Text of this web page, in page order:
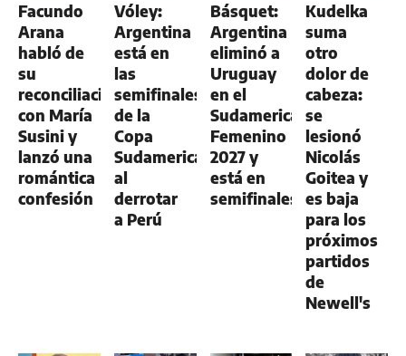
Facundo
Arana
habló de
su
reconciliación
con María
Susini y
lanzó una
romántica
confesión
Vóley:
Argentina
está en
las
semifinales
de la
Copa
Sudamericana
al
derrotar
a Perú
Básquet:
Argentina
eliminó a
Uruguay
en el
Sudamericano
Femenino
2027 y
está en
semifinales
Kudelka
suma
otro
dolor de
cabeza:
se
lesionó
Nicolás
Goitea y
es baja
para los
próximos
partidos
de
Newell's